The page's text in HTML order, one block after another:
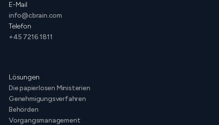
E-Mail
info@cbrain.com
Telefon
+45 7216 1811
Lösungen
Die papierlosen Ministerien
Genehmigungsverfahren
Behörden
Vorgangsmanagement